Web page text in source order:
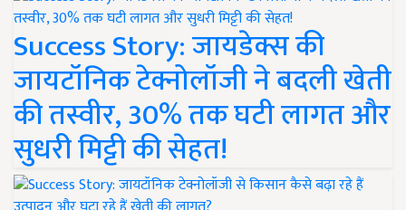
Success Story: जायडेक्स की
जायटॉनिक टेक्नोलॉजी ने बदली खेती
की तस्वीर, 30% तक घटी लागत और
सुधरी मिट्टी की सेहत!